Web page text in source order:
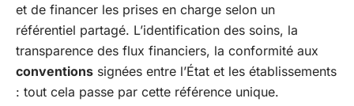
et de financer les prises en charge selon un
référentiel partagé. L’identification des soins, la
transparence des flux financiers, la conformité aux
conventions signées entre l’État et les établissements
: tout cela passe par cette référence unique.